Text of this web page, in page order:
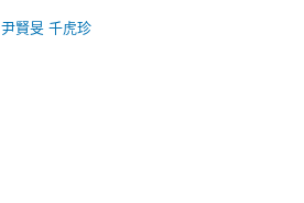
尹賢旻 千虎珍